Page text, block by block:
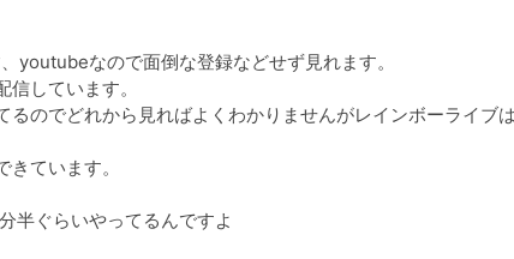
youtubeなので面倒な登録などせず見れます。
しています。
のでどれから見ればよくわかりませんがレインボーライブ
ています。
半ぐらいやってるんですよ